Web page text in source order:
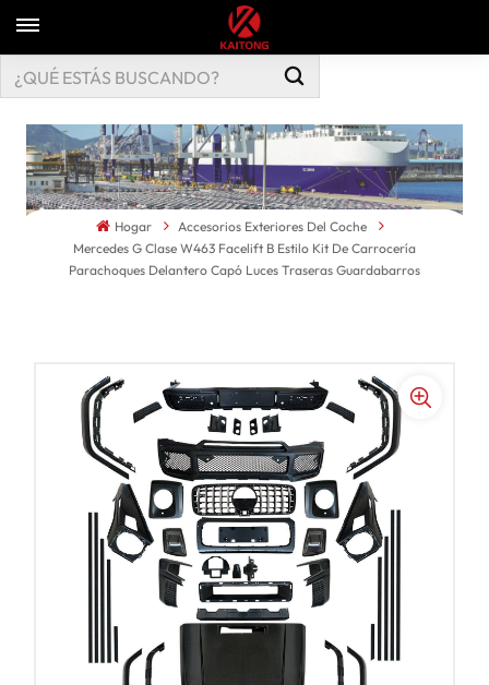
Hogar
Accesorios Exteriores Del Coche
Mercedes G Clase W463 Facelift B Estilo Kit De Carrocería
Parachoques Delantero Capó Luces Traseras Guardabarros